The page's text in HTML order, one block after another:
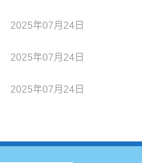
2025年07月24日
2025年07月24日
2025年07月24日